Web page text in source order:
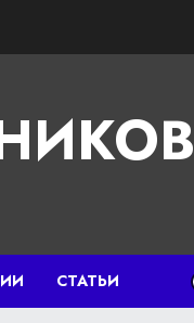
СТАТЬИ